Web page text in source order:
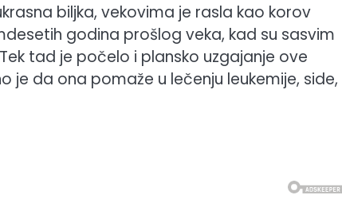
biljka, vekovima je rasla kao korov
godina prošlog veka, kad su sasvim
tad je počelo i plansko uzgajanje ove
je da ona pomaže u lečenju leukemije, side,